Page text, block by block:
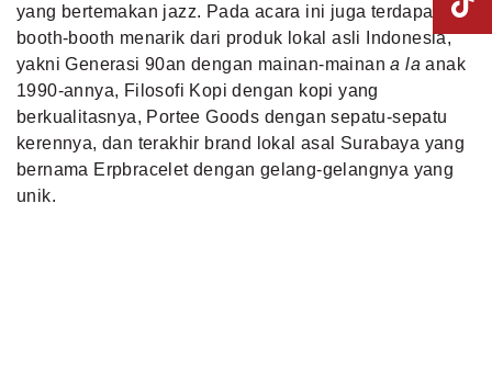
yang bertemakan jazz. Pada acara ini juga terdapat
booth-booth menarik dari produk lokal asli Indonesia,
yakni Generasi 90an dengan mainan-mainana la anak
1990-annya, Filosofi Kopi dengan kopi yang
berkualitasnya, Portee Goods dengan sepatu-sepatu
kerennya, dan terakhir brand lokal asal Surabaya yang
bernama Erpbracelet dengan gelang-gelangnya yang
unik.